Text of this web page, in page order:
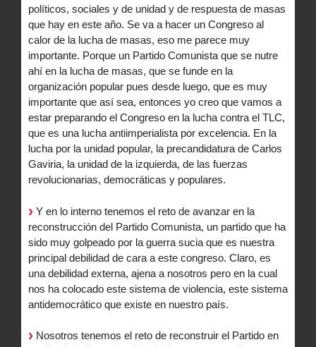
políticos, sociales y de unidad y de respuesta de masas
que hay en este año. Se va a hacer un Congreso al
calor de la lucha de masas, eso me parece muy
importante. Porque un Partido Comunista que se nutre
ahí en la lucha de masas, que se funde en la
organización popular pues desde luego, que es muy
importante que así sea, entonces yo creo que vamos a
estar preparando el Congreso en la lucha contra el TLC,
que es una lucha antiimperialista por excelencia. En la
lucha por la unidad popular, la precandidatura de Carlos
Gaviria, la unidad de la izquierda, de las fuerzas
revolucionarias, democráticas y populares.
Y en lo interno tenemos el reto de avanzar en la
reconstrucción del Partido Comunista, un partido que ha
sido muy golpeado por la guerra sucia que es nuestra
principal debilidad de cara a este congreso. Claro, es
una debilidad externa, ajena a nosotros pero en la cual
nos ha colocado este sistema de violencia, este sistema
antidemocrático que existe en nuestro país.
Nosotros tenemos el reto de reconstruir el Partido en